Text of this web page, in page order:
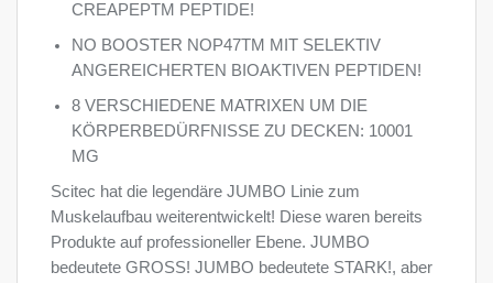
CREAPEPTM PEPTIDE!
NO BOOSTER NOP47TM MIT SELEKTIV
ANGEREICHERTEN BIOAKTIVEN PEPTIDEN!
8 VERSCHIEDENE MATRIXEN UM DIE
KÖRPERBEDÜRFNISSE ZU DECKEN: 10001
MG
Scitec hat die legendäre JUMBO Linie zum
Muskelaufbau weiterentwickelt! Diese waren bereits
Produkte auf professioneller Ebene. JUMBO
bedeutete GROSS! JUMBO bedeutete STARK!, aber